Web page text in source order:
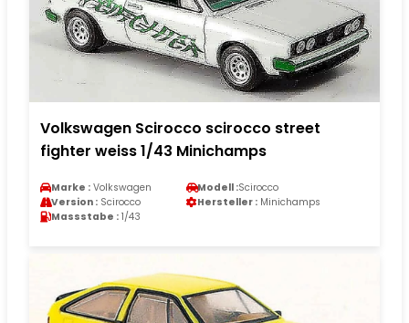
Volkswagen Scirocco scirocco street
fighter weiss 1/43 Minichamps
Marke : Volkswagen Modell :Scirocco
Version : Scirocco Hersteller : Minichamps
Massstabe : 1/43